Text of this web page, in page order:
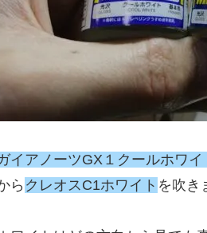
イアノーツGX１クールホワイ
ら クレオスC1ホワイト を吹き